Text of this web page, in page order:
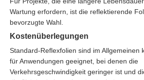
Wartung erfordern, ist die reflektierende
bevorzugte Wahl.
Kostenüberlegungen
Standard-Reflexfolien sind im Allgemeinen
für Anwendungen geeignet, bei denen die
Verkehrsgeschwindigkeit geringer ist und